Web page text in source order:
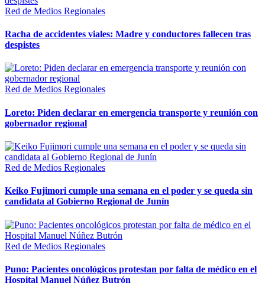
Red de Medios Regionales
Racha de accidentes viales: Madre y conductores fallecen tras
despistes
Red de Medios Regionales
Loreto: Piden declarar en emergencia transporte y reunión con
gobernador regional
Red de Medios Regionales
Keiko Fujimori cumple una semana en el poder y se queda sin
candidata al Gobierno Regional de Junín
Red de Medios Regionales
Puno: Pacientes oncológicos protestan por falta de médico en el
Hospital Manuel Núñez Butrón